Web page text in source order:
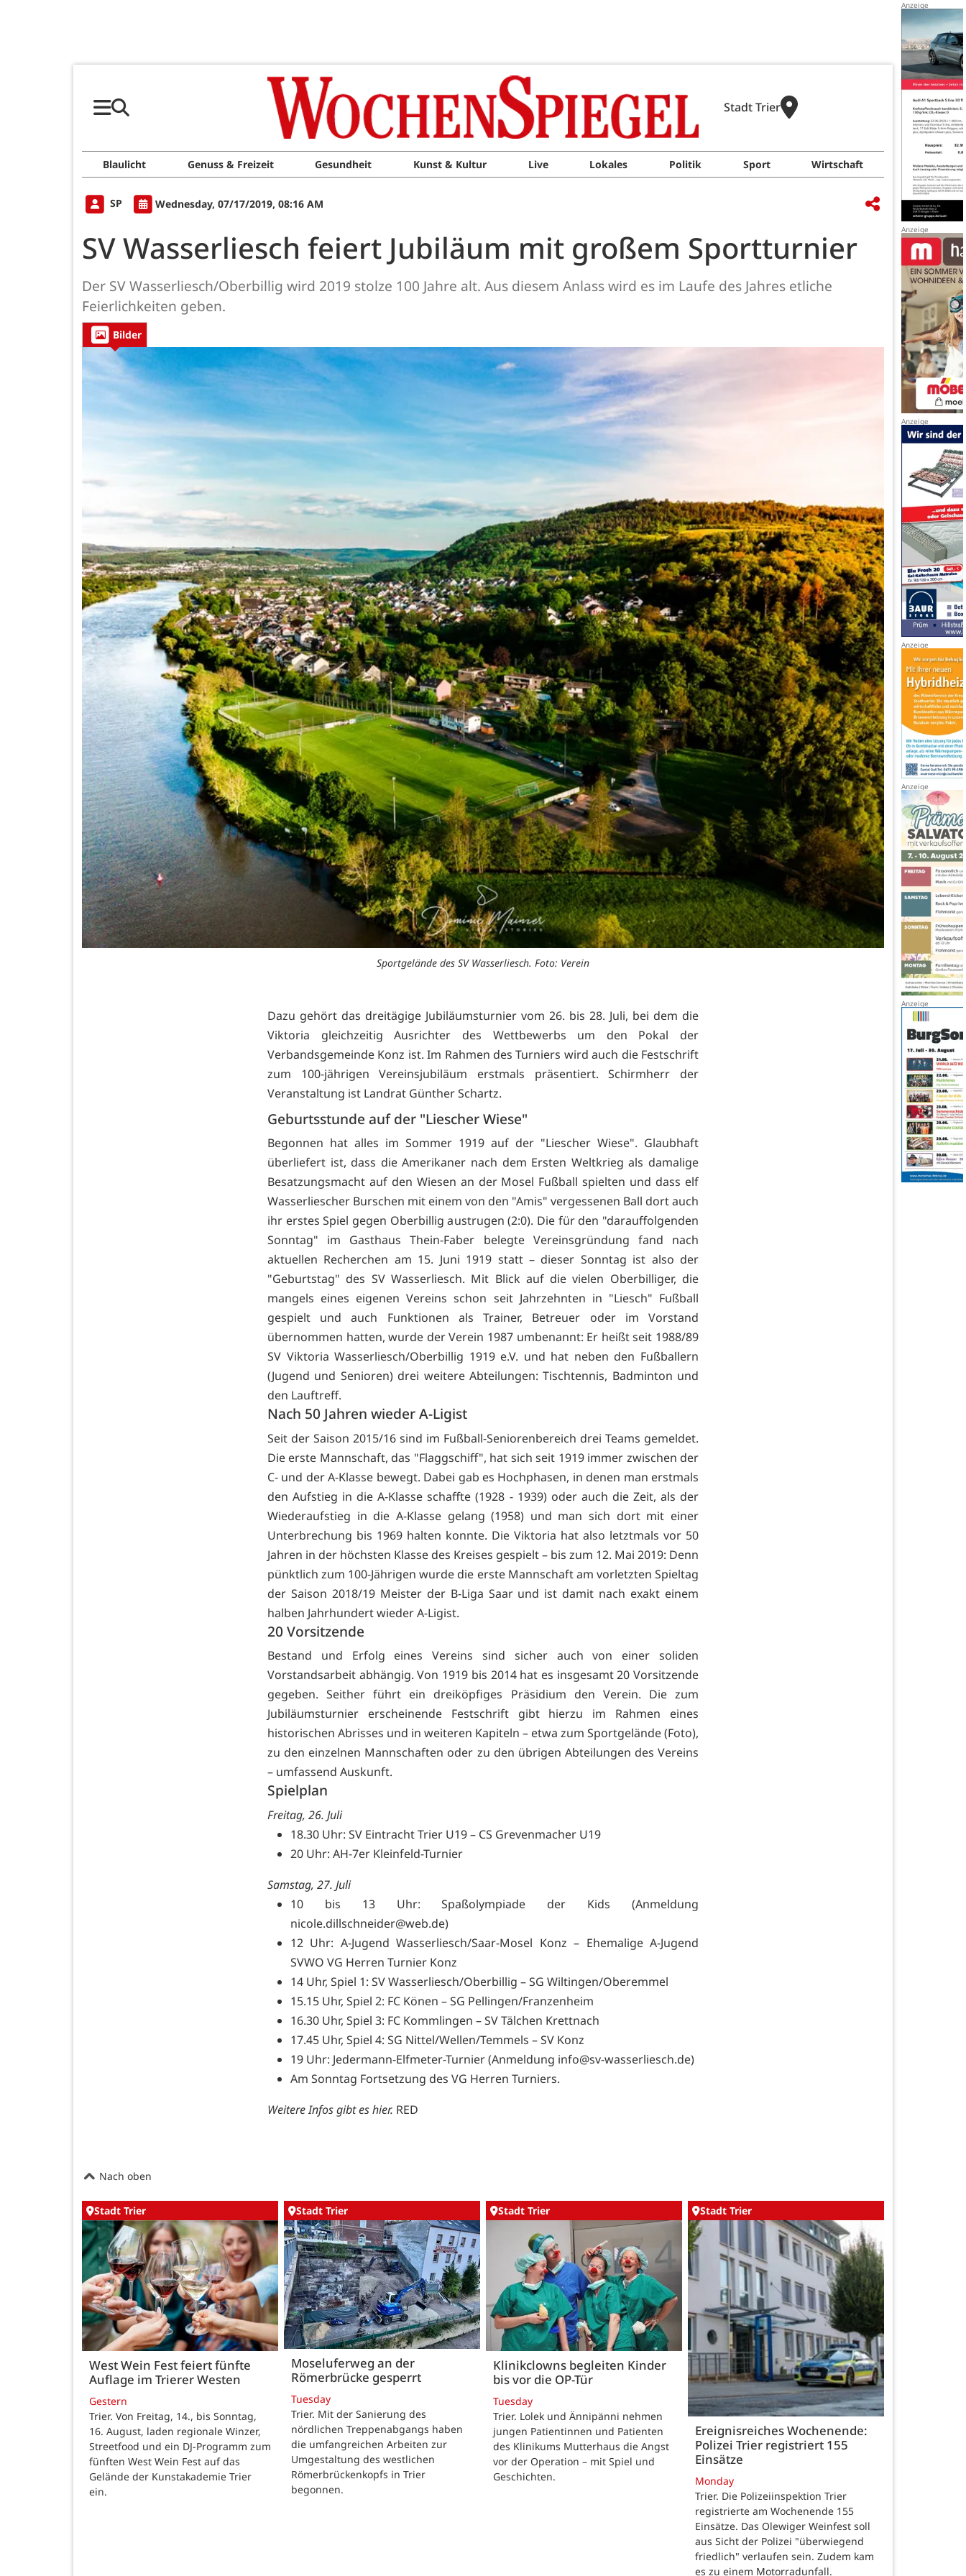
Stadt Trier
Blaulicht Genuss & Freizeit Gesundheit Kunst & Kultur Live Lokales Politik Sport Wirtschaft
SP Wednesday, 07/17/2019, 08:16 AM
SV Wasserliesch feiert Jubiläum mit großem Sportturnier
Der SV Wasserliesch/Oberbillig wird 2019 stolze 100 Jahre alt. Aus diesem Anlass wird es im Laufe des Jahres etliche
Feierlichkeiten geben.
Bilder
Sportgelände des SV Wasserliesch. Foto: Verein
Dazu gehört das dreitägige Jubiläumsturnier vom 26. bis 28. Juli, bei dem die
Viktoria gleichzeitig Ausrichter des Wettbewerbs um den Pokal der
Verbandsgemeinde Konz ist. Im Rahmen des Turniers wird auch die Festschrift
zum 100-jährigen Vereinsjubiläum erstmals präsentiert. Schirmherr der
Veranstaltung ist Landrat Günther Schartz.
Geburtsstunde auf der "Liescher Wiese"
Begonnen hat alles im Sommer 1919 auf der "Liescher Wiese". Glaubhaft
überliefert ist, dass die Amerikaner nach dem Ersten Weltkrieg als damalige
Besatzungsmacht auf den Wiesen an der Mosel Fußball spielten und dass elf
Wasserliescher Burschen mit einem von den "Amis" vergessenen Ball dort auch
ihr erstes Spiel gegen Oberbillig austrugen (2:0). Die für den "darauffolgenden
Sonntag" im Gasthaus Thein-Faber belegte Vereinsgründung fand nach
aktuellen Recherchen am 15. Juni 1919 statt – dieser Sonntag ist also der
"Geburtstag" des SV Wasserliesch. Mit Blick auf die vielen Oberbilliger, die
mangels eines eigenen Vereins schon seit Jahrzehnten in "Liesch" Fußball
gespielt und auch Funktionen als Trainer, Betreuer oder im Vorstand
übernommen hatten, wurde der Verein 1987 umbenannt: Er heißt seit 1988/89
SV Viktoria Wasserliesch/Oberbillig 1919 e.V. und hat neben den Fußballern
(Jugend und Senioren) drei weitere Abteilungen: Tischtennis, Badminton und
den Lauftreff.
Nach 50 Jahren wieder A-Ligist
Seit der Saison 2015/16 sind im Fußball-Seniorenbereich drei Teams gemeldet.
Die erste Mannschaft, das "Flaggschiff", hat sich seit 1919 immer zwischen der
C- und der A-Klasse bewegt. Dabei gab es Hochphasen, in denen man erstmals
den Aufstieg in die A-Klasse schaffte (1928 - 1939) oder auch die Zeit, als der
Wiederaufstieg in die A-Klasse gelang (1958) und man sich dort mit einer
Unterbrechung bis 1969 halten konnte. Die Viktoria hat also letztmals vor 50
Jahren in der höchsten Klasse des Kreises gespielt – bis zum 12. Mai 2019: Denn
pünktlich zum 100-Jährigen wurde die erste Mannschaft am vorletzten Spieltag
der Saison 2018/19 Meister der B-Liga Saar und ist damit nach exakt einem
halben Jahrhundert wieder A-Ligist.
20 Vorsitzende
Bestand und Erfolg eines Vereins sind sicher auch von einer soliden
Vorstandsarbeit abhängig. Von 1919 bis 2014 hat es insgesamt 20 Vorsitzende
gegeben. Seither führt ein dreiköpfiges Präsidium den Verein. Die zum
Jubiläumsturnier erscheinende Festschrift gibt hierzu im Rahmen eines
historischen Abrisses und in weiteren Kapiteln – etwa zum Sportgelände (Foto),
zu den einzelnen Mannschaften oder zu den übrigen Abteilungen des Vereins
– umfassend Auskunft.
Spielplan
Freitag, 26. Juli
18.30 Uhr: SV Eintracht Trier U19 – CS Grevenmacher U19
20 Uhr: AH-7er Kleinfeld-Turnier
Samstag, 27. Juli
10 bis 13 Uhr: Spaßolympiade der Kids (Anmeldung
nicole.dillschneider@web.de)
12 Uhr: A-Jugend Wasserliesch/Saar-Mosel Konz – Ehemalige A-Jugend
SVWO VG Herren Turnier Konz
14 Uhr, Spiel 1: SV Wasserliesch/Oberbillig – SG Wiltingen/Oberemmel
15.15 Uhr, Spiel 2: FC Könen – SG Pellingen/Franzenheim
16.30 Uhr, Spiel 3: FC Kommlingen – SV Tälchen Krettnach
17.45 Uhr, Spiel 4: SG Nittel/Wellen/Temmels – SV Konz
19 Uhr: Jedermann-Elfmeter-Turnier (Anmeldung info@sv-wasserliesch.de)
Am Sonntag Fortsetzung des VG Herren Turniers.
Weitere Infos gibt eshier. RED
Nach oben
Stadt Trier
West Wein Fest feiert fünfte
Auflage im Trierer Westen
Gestern
Trier. Von Freitag, 14., bis Sonntag,
16. August, laden regionale Winzer,
Streetfood und ein DJ-Programm zum
fünften West Wein Fest auf das
Gelände der Kunstakademie Trier
ein.
Stadt Trier
Moseluferweg an der
Römerbrücke gesperrt
Tuesday
Trier. Mit der Sanierung des
nördlichen Treppenabgangs haben
die umfangreichen Arbeiten zur
Umgestaltung des westlichen
Römerbrückenkopfs in Trier
begonnen.
Stadt Trier
Klinikclowns begleiten Kinder
bis vor die OP-Tür
Tuesday
Trier. Lolek und Ännipänni nehmen
jungen Patientinnen und Patienten
des Klinikums Mutterhaus die Angst
vor der Operation – mit Spiel und
Geschichten.
Stadt Trier
Ereignisreiches Wochenende:
Polizei Trier registriert 155
Einsätze
Monday
Trier. Die Polizeiinspektion Trier
registrierte am Wochenende 155
Einsätze. Das Olewiger Weinfest soll
aus Sicht der Polizei "überwiegend
friedlich" verlaufen sein. Zudem kam
es zu einem Motorradunfall.